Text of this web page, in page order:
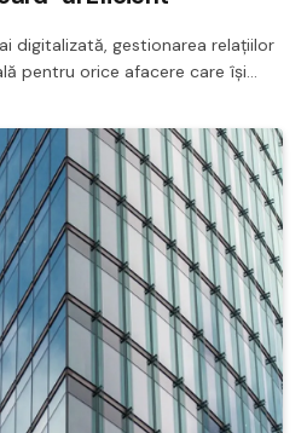
digitalizată, gestionarea relațiilor
pentru orice afacere care își…